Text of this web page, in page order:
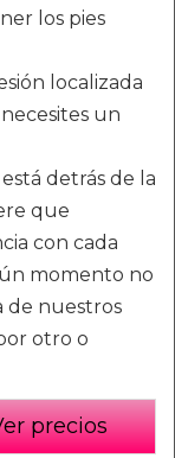
los pies
localizada
un
detrás de la
que
con cada
momento no
de nuestros
otro o
precios